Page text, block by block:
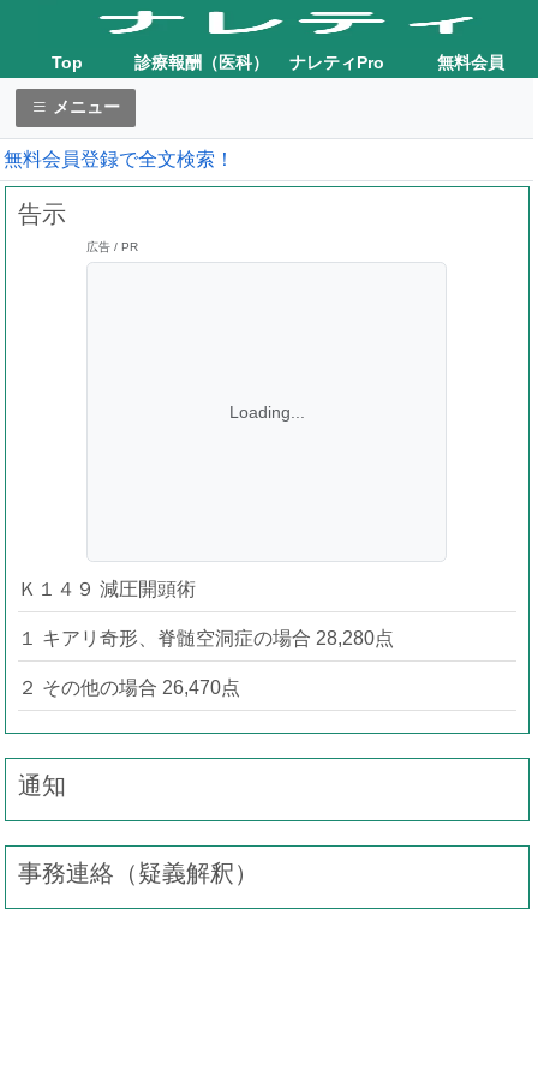
Top 診療報酬（医科） ナレティPro 無料会員
メニュー
無料会員登録で全文検索！
告示
広告 / PR
Loading...
Ｋ１４９ 減圧開頭術
１ キアリ奇形、脊髄空洞症の場合 28,280点
２ その他の場合 26,470点
通知
事務連絡（疑義解釈）